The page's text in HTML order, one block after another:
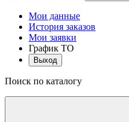
Мои данные
История заказов
Мои заявки
График ТО
Выход
Поиск по каталогу